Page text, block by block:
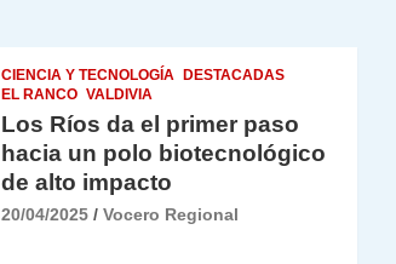
CIENCIA Y TECNOLOGÍA
DESTACADAS
EL RANCO VALDIVIA
Los Ríos da el primer paso
hacia un polo biotecnológico
de alto impacto
20/04/2025 Vocero Regional